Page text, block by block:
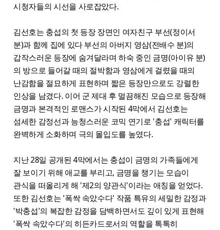
시청자들의 시선을 사로잡았다.
김선호는 충섭의 첫 등장 장면인 여자친구 부선(정이서
분)과 함께 집에 있다 부선의 아버지 영삼(전배수 분)의
갑작스러운 등장에 숨겨달라며 하숙 중인 금명(아이유 분)
의 방으로 들어갈 때의 절박함과 영삼에게 걸렸을 때의
난감함을 절묘하게 표현하며 짧은 등장만으로도 강렬한
인상을 남겼다. 이어 군 제대 후 멀끔해진 모습으로 등장해
금명과 본격적인 로맨스가 시작된 4막에서 김선호는
섬세한 감정선과 능청스러운 코믹 연기로 '충섭' 캐릭터를
완벽하게 소화하며 극의 몰입도를 높였다.
지난 28일 공개된 4막에서는 충섭이 금명의 가족들에게
잘 보이기 위해 애교를 부리고, 금명을 챙기는 모습이
관식을 떠올리게 해 '제2의 양관식'이라는 애칭을 얻었다.
또한 김선호는 '폭싹 속았수다' 작품 특유의 세밀한 감정과
'박충섭'의 복잡한 감정을 담백하면서도 깊이 있게 표현해
'폭싹 속았수다'의 히든카드로서의 역할을 톡톡히